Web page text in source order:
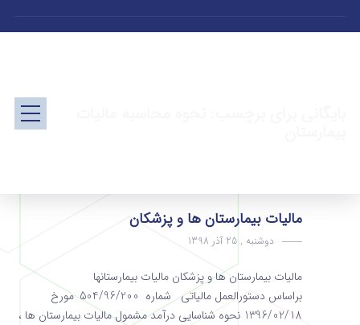
مالیات بیمارستان ها و پزشکان
دوشنبه , 25 آذر 1398
مالیات بیمارستان ها و پزشکان مالیات بیمارستانها
براساس دستورالعمل مالیاتی شماره 504/96/200 مورخ
1396/02/18 نحوه شناسایی درآمد مشمول مالیات بیمارستان ها ،